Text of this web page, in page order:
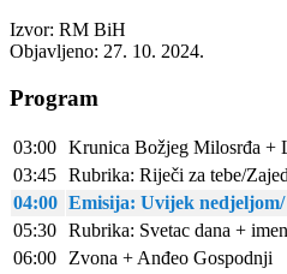
Izvor: RM BiH
Objavljeno: 27. 10. 2024.
Program
03:00 Krunica Božjeg Milosrđa +
03:45 Rubrika: Riječi za tebe/
04:00 Emisija: Uvijek
05:30 Rubrika: Svetac dana +
06:00
Zvona + Anđeo Gospodnji